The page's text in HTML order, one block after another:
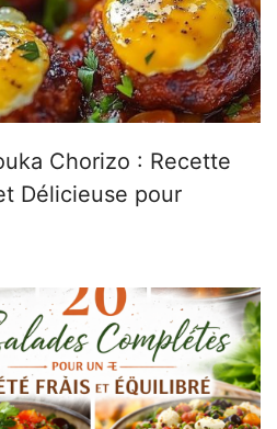
Chorizo : Recette
Délicieuse pour